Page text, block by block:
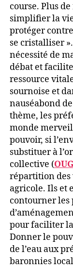
course. Plus
simplifier la vie
protéger
se cristalliser
nécessité de
débat et
ressource
sournoise et
nauséabond
thème, les
monde
pouvoir, si
substituer à
collective (
répartition des
agricole. Ils et
contourner les
pour faciliter
Donner le
de l’eau aux
baronnies